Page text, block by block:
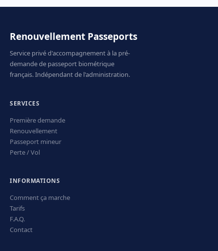
Renouvellement Passeports
Service privé d'accompagnement à la pré-
demande de passeport biométrique
français. Indépendant de l'administration.
SERVICES
Première demande
Renouvellement
Passeport mineur
Perte / Vol
INFORMATIONS
Comment ça marche
Tarifs
F.A.Q.
Contact